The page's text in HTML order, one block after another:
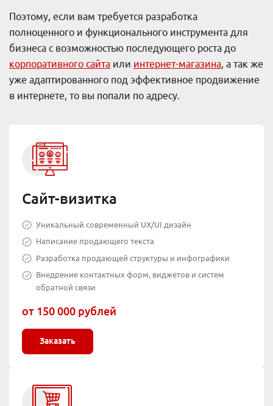
Поэтому, если вам требуется разработка
полноценного и функционального инструмента для
бизнеса с возможностью последующего роста до
корпоративного сайта или интернет-магазина, а так же
уже адаптированного под эффективное продвижение
в интернете, то вы попали по адресу.
Сайт-визитка
Уникальный современный UX/UI дизайн
Написание продающего текста
Разработка продающей структуры и инфографики
Внедрение контактных форм, виджетов и систем
обратной связи
от 150 000 рублей
Заказать